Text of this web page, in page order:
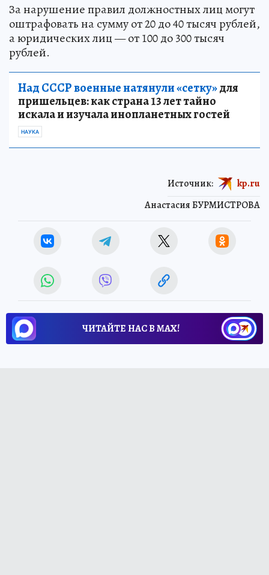
За нарушение правил должностных лиц могут
оштрафовать на сумму от 20 до 40 тысяч рублей,
а юридических лиц — от 100 до 300 тысяч
рублей.
Над СССР военные натянули «сетку»для
пришельцев: как страна 13 лет тайно
искала и изучала инопланетных гостей
НАУКА
Анастасия БУРМИСТРОВА
Источник: kp.ru
ЧИТАЙТЕ НАС В МАХ!